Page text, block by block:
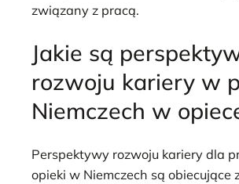
związany z pracą.
Jakie są
rozwoju kariery w
Niemczech w
Perspektywy rozwoju kariery dla
opieki w Niemczech są obiecujące